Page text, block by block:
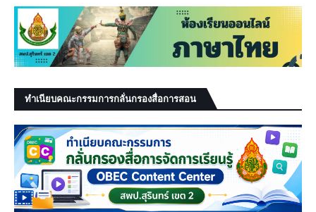
ทำเนียบคณะกรรมการกลั่นกรองสื่อการสอน